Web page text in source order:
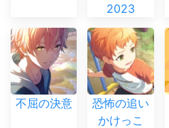
2023
不屈の決意
恐怖の追い
かけっこ